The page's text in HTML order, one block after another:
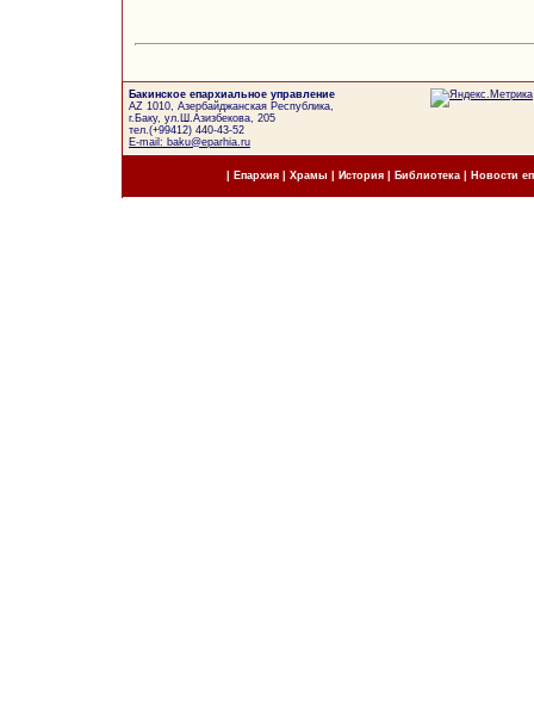
Бакинское епархиальное управление
AZ 1010, Азербайджанская Республика,
г.Баку, ул.Ш.Азизбекова, 205
тел.(+99412) 440-43-52
E-mail: baku@eparhia.ru
Епархия| Храмы История| Библиотека Новости